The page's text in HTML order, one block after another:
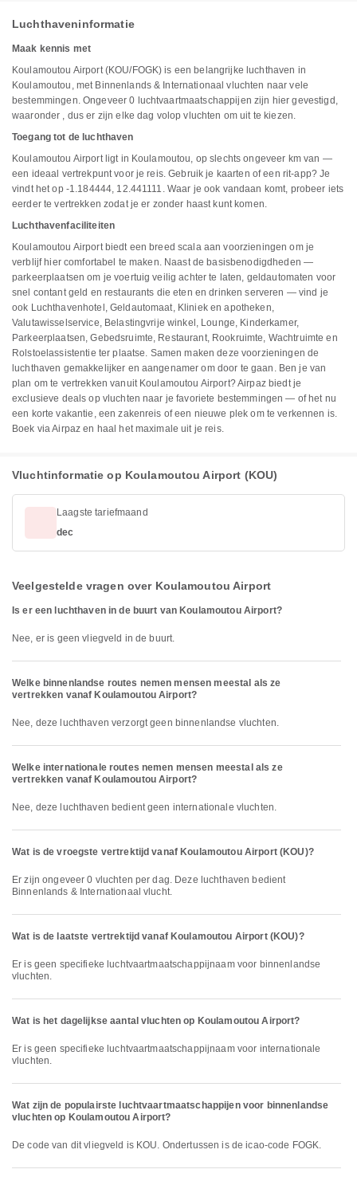
Luchthaveninformatie
Maak kennis met
Koulamoutou Airport (KOU/FOGK) is een belangrijke luchthaven in
Koulamoutou, met Binnenlands & Internationaal vluchten naar vele
bestemmingen. Ongeveer 0 luchtvaartmaatschappijen zijn hier gevestigd,
waaronder , dus er zijn elke dag volop vluchten om uit te kiezen.
Toegang tot de luchthaven
Koulamoutou Airport ligt in Koulamoutou, op slechts ongeveer km van —
een ideaal vertrekpunt voor je reis. Gebruik je kaarten of een rit-app? Je
vindt het op -1.184444, 12.441111. Waar je ook vandaan komt, probeer iets
eerder te vertrekken zodat je er zonder haast kunt komen.
Luchthavenfaciliteiten
Koulamoutou Airport biedt een breed scala aan voorzieningen om je
verblijf hier comfortabel te maken. Naast de basisbenodigdheden —
parkeerplaatsen om je voertuig veilig achter te laten, geldautomaten voor
snel contant geld en restaurants die eten en drinken serveren — vind je
ook Luchthavenhotel, Geldautomaat, Kliniek en apotheken,
Valutawisselservice, Belastingvrije winkel, Lounge, Kinderkamer,
Parkeerplaatsen, Gebedsruimte, Restaurant, Rookruimte, Wachtruimte en
Rolstoelassistentie ter plaatse. Samen maken deze voorzieningen de
luchthaven gemakkelijker en aangenamer om door te gaan. Ben je van
plan om te vertrekken vanuit Koulamoutou Airport? Airpaz biedt je
exclusieve deals op vluchten naar je favoriete bestemmingen — of het nu
een korte vakantie, een zakenreis of een nieuwe plek om te verkennen is.
Boek via Airpaz en haal het maximale uit je reis.
Vluchtinformatie op Koulamoutou Airport (KOU)
Laagste tariefmaand
dec
Veelgestelde vragen over Koulamoutou Airport
Is er een luchthaven in de buurt van Koulamoutou Airport?
Nee, er is geen vliegveld in de buurt.
Welke binnenlandse routes nemen mensen meestal als ze
vertrekken vanaf Koulamoutou Airport?
Nee, deze luchthaven verzorgt geen binnenlandse vluchten.
Welke internationale routes nemen mensen meestal als ze
vertrekken vanaf Koulamoutou Airport?
Nee, deze luchthaven bedient geen internationale vluchten.
Wat is de vroegste vertrektijd vanaf Koulamoutou Airport (KOU)?
Er zijn ongeveer 0 vluchten per dag. Deze luchthaven bedient
Binnenlands & Internationaal vlucht.
Wat is de laatste vertrektijd vanaf Koulamoutou Airport (KOU)?
Er is geen specifieke luchtvaartmaatschappijnaam voor binnenlandse
vluchten.
Wat is het dagelijkse aantal vluchten op Koulamoutou Airport?
Er is geen specifieke luchtvaartmaatschappijnaam voor internationale
vluchten.
Wat zijn de populairste luchtvaartmaatschappijen voor binnenlandse
vluchten op Koulamoutou Airport?
De code van dit vliegveld is KOU. Ondertussen is de icao-code FOGK.